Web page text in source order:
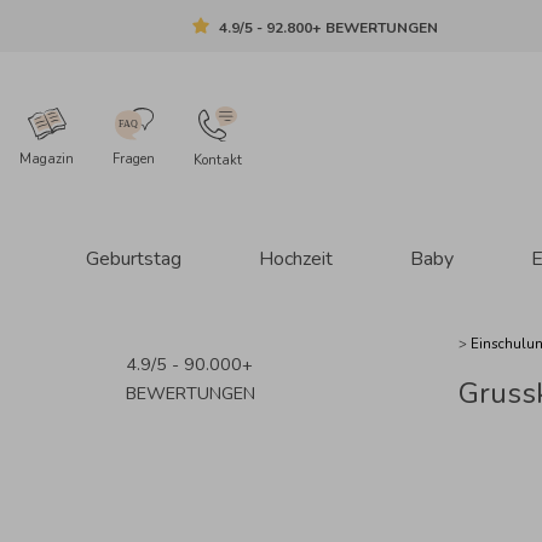
4.9/5 - 92.800+ BEWERTUNGEN
Magazin Fragen Kontakt
Geburtstag Hochzeit Baby
4.9/5 - 90.000+
BEWERTUNGEN
>